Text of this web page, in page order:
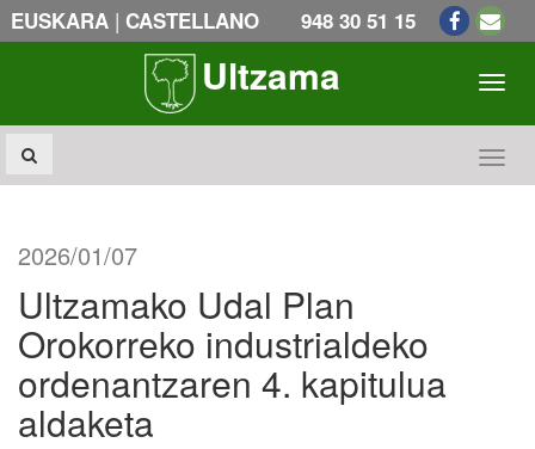
EUSKARA | CASTELLANO 948 30 51 15
Ultzama
2026/01/07
Ultzamako Udal Plan
Orokorreko industrialdeko
ordenantzaren 4. kapitulua
aldaketa